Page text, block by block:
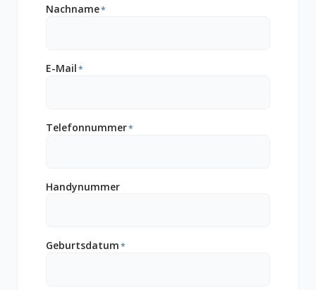
Nachname*
E-Mail*
Telefonnummer*
Handynummer
Geburtsdatum*